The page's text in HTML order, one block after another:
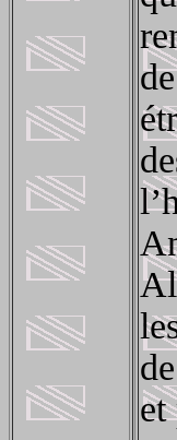
et